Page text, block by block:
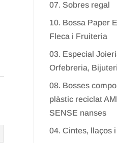
07. Sobres regal
10. Bossa Paper
Fleca i Fruiteria
03. Especial
Orfebreria,
08. Bosses
plàstic reciclat
SENSE nanses
04. Cintes, llaços